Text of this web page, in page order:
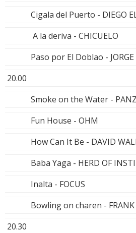
Cigala del Puerto - DIEGO
A la deriva - CHICUELO
Paso por El Doblao - JORGE
20.00
Smoke on the Water -
Fun House - OHM
How Can It Be - DAVID
Baba Yaga - HERD OF
Inalta - FOCUS
Bowling on charen - FRANK
20.30